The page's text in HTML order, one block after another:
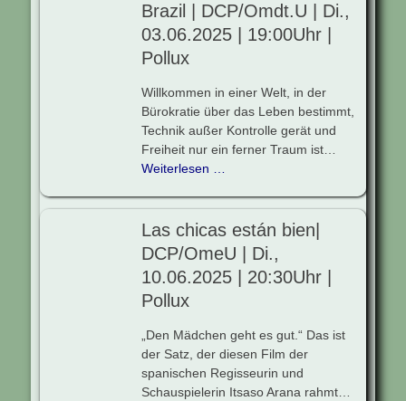
Brazil | DCP/Omdt.U | Di.,
03.06.2025 | 19:00Uhr |
Pollux
Willkommen in einer Welt, in der
Bürokratie über das Leben bestimmt,
Technik außer Kontrolle gerät und
Freiheit nur ein ferner Traum ist…
Weiterlesen …
Las chicas están bien|
DCP/OmeU | Di.,
10.06.2025 | 20:30Uhr |
Pollux
„Den Mädchen geht es gut.“ Das ist
der Satz, der diesen Film der
spanischen Regisseurin und
Schauspielerin Itsaso Arana rahmt…